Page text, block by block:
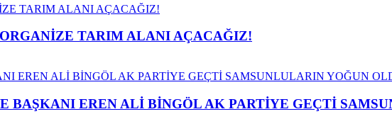
TARIM ALANI AÇACAĞIZ!
BAŞKANI EREN ALİ BİNGÖL AK PARTİYE GEÇTİ